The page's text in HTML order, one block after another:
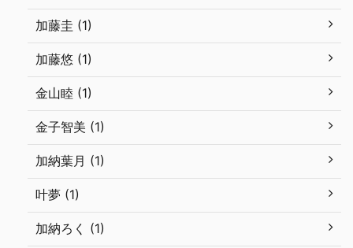
加藤圭 (1)
加藤悠 (1)
金山睦 (1)
金子智美 (1)
加納葉月 (1)
叶夢 (1)
加納ろく (1)